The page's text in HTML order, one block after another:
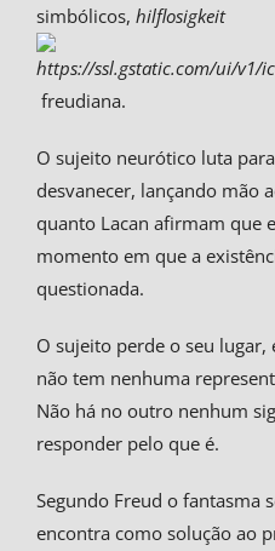
simbólicos, hilflosigkeit
freudiana.
O sujeito neurótico luta
desvanecer, lançando mão
quanto Lacan afirmam que
momento em que a
questionada.
O sujeito perde o seu
não tem nenhuma
Não há no outro nenhum
responder pelo que é.
Segundo Freud o fantasma
encontra como solução ao